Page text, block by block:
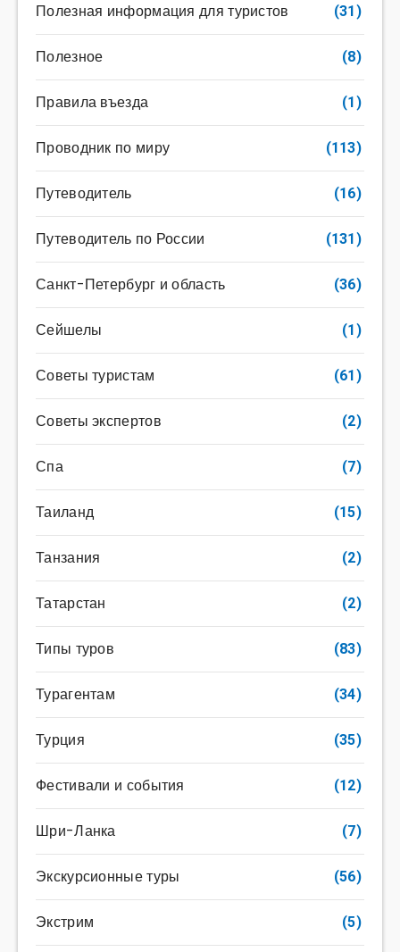
Полезная информация для туристов (31)
Полезное (8)
Правила въезда (1)
Проводник по миру (113)
Путеводитель (16)
Путеводитель по России (131)
Санкт-Петербург и область (36)
Сейшелы (1)
Советы туристам (61)
Советы экспертов (2)
Спа (7)
Таиланд (15)
Танзания (2)
Татарстан (2)
Типы туров (83)
Турагентам (34)
Турция (35)
Фестивали и события (12)
Шри-Ланка (7)
Экскурсионные туры (56)
Экстрим (5)